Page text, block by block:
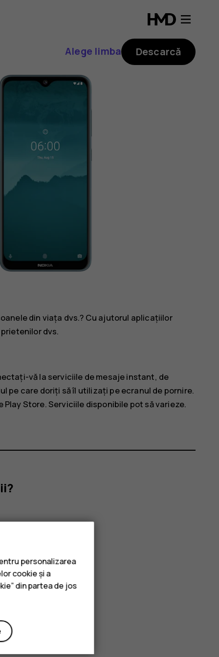
Alege limba Descarcă
din viața dvs.? Cu ajutorul aplicațiilor
dvs.
vă la serviciile de mesaje instant, de
pe care doriți să îl utilizați pe ecranul de pornire.
Play Store. Serviciile disponibile pot să varieze.
personalizarea
cookie și a
din partea de jos